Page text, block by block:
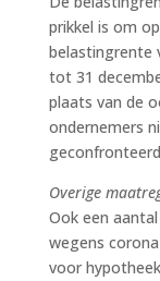
prikkel is om
belastingrente
tot 31
plaats van de
ondernemers
Overige
Ook een
wegens
voor